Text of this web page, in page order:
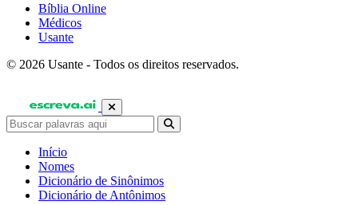
Bíblia Online
Médicos
Usante
© 2026 Usante - Todos os direitos reservados.
Início
Nomes
Dicionário de Sinônimos
Dicionário de Antônimos